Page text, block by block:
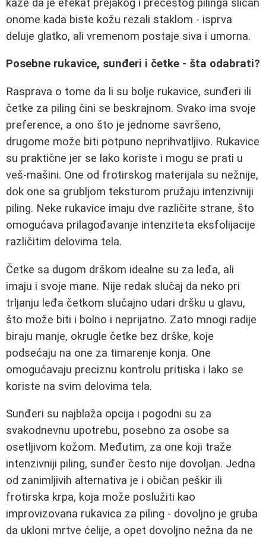
kaže da je efekat prejakog i prečestog pilinga sličan
onome kada biste kožu rezali staklom - isprva
deluje glatko, ali vremenom postaje siva i umorna.
Posebne rukavice, sunđeri i četke - šta odabrati?
Rasprava o tome da li su bolje rukavice, sunđeri ili
četke za piling čini se beskrajnom. Svako ima svoje
preference, a ono što je jednome savršeno,
drugome može biti potpuno neprihvatljivo. Rukavice
su praktične jer se lako koriste i mogu se prati u
veš-mašini. One od frotirskog materijala su nežnije,
dok one sa grubljom teksturom pružaju intenzivniji
piling. Neke rukavice imaju dve različite strane, što
omogućava prilagođavanje intenziteta eksfolijacije
različitim delovima tela.
Četke sa dugom drškom idealne su za leđa, ali
imaju i svoje mane. Nije redak slučaj da neko pri
trljanju leđa četkom slučajno udari dršku u glavu,
što može biti i bolno i neprijatno. Zato mnogi radije
biraju manje, okrugle četke bez drške, koje
podsećaju na one za timarenje konja. One
omogućavaju preciznu kontrolu pritiska i lako se
koriste na svim delovima tela.
Sunđeri su najblaža opcija i pogodni su za
svakodnevnu upotrebu, posebno za osobe sa
osetljivom kožom. Međutim, za one koji traže
intenzivniji piling, sunđer često nije dovoljan. Jedna
od zanimljivih alternativa je i običan peškir ili
frotirska krpa, koja može poslužiti kao
improvizovana rukavica za piling - dovoljno je gruba
da ukloni mrtve ćelije, a opet dovoljno nežna da ne